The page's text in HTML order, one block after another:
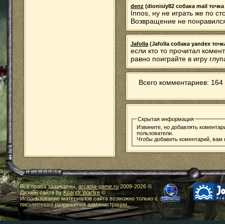
denz (dionisiy82 собака mail
Innos, ну не играть же по
Возвращение не
Jafolla (Jafolla собака yandex
если кто то прочитал
равно поиграйте в игру
Всего комментариев:
Скрытая информация
Извините, но добавлять
пользователи.
Чтобы добавить коментарий,
Все права защищены,arcania-game.ru2009-2026 ©
Дизайн сайта byKsandr Warfire©
Использование материалов сайта возможно только с
письменного разрешения администрации.